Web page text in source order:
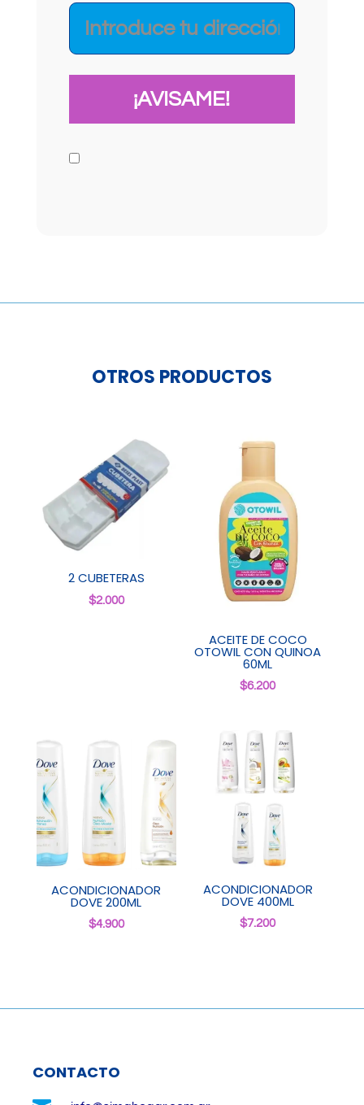
OTROS PRODUCTOS
2 CUBETERAS
$2.000
ACEITE DE COCO
OTOWIL CON QUINOA
60ML
$6.200
ACONDICIONADOR
DOVE 200ML
$4.900
ACONDICIONADOR
DOVE 400ML
$7.200
CONTACTO